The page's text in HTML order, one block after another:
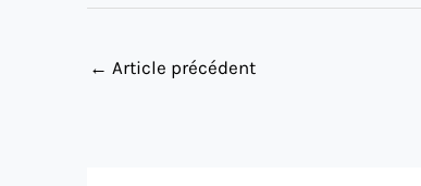
← Article précédent